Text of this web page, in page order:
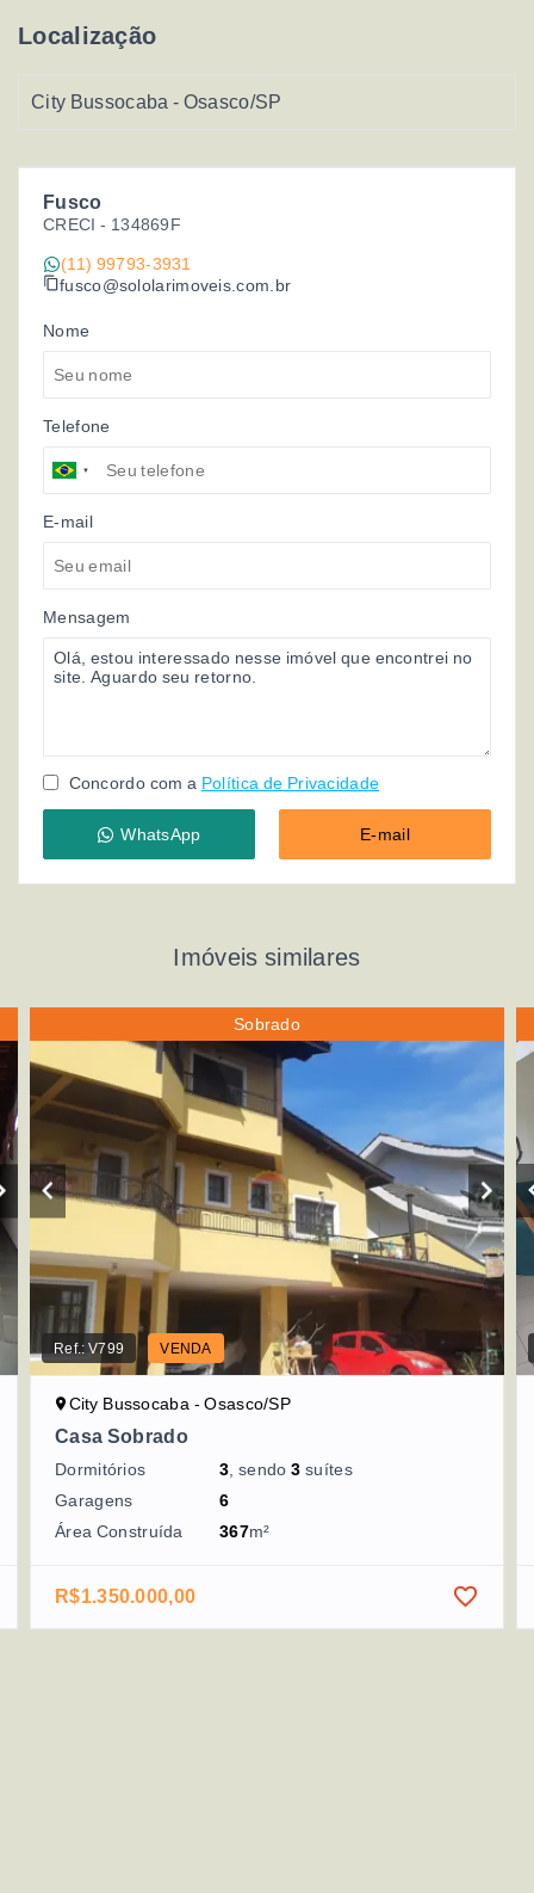
Fusco
CRECI - 134869F
(11) 99793-3931
fusco@sololarimoveis.com.br
Nome
Telefone
E-mail
Mensagem
Concordo com a Política de Privacidade
WhatsApp E-mail
Localização
City Bussocaba - Osasco/SP
Imóveis similares
Sobrado
Ref.:V799 VENDA
City Bussocaba - Osasco/SP
Casa Sobrado
Dormitórios 3 , sendo3 suítes
Garagens
6
Área Construída
367m²
R$1.350.000,00